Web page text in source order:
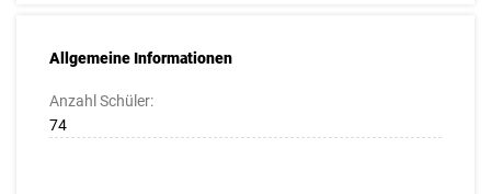
Allgemeine Informationen
Anzahl Schüler:
74